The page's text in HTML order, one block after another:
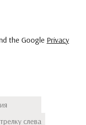
the Google Privacy